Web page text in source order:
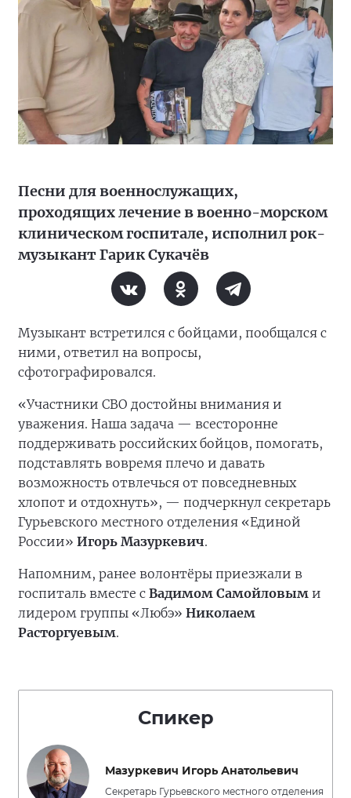
Песни для военнослужащих,
проходящих лечение в военно-морском
клиническом госпитале, исполнил рок-
музыкант Гарик Сукачёв
Музыкант встретился с бойцами, пообщался с
ними, ответил на вопросы,
сфотографировался.
«Участники СВО достойны внимания и
уважения. Наша задача — всесторонне
поддерживать российских бойцов, помогать,
подставлять вовремя плечо и давать
возможность отвлечься от повседневных
хлопот и отдохнуть», — подчеркнул секретарь
Гурьевского местного отделения «Единой
России» Игорь Мазуркевич.
Напомним, ранее волонтёры приезжали в
госпиталь вместе с Вадимом Самойловым и
лидером группы «Любэ» Николаем
Расторгуевым.
Спикер
Мазуркевич Игорь Анатольевич
Секретарь Гурьевского местного отделения